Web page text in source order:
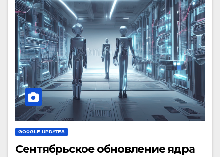
GOOGLE UPDATES
Сентябрьское обновление ядра